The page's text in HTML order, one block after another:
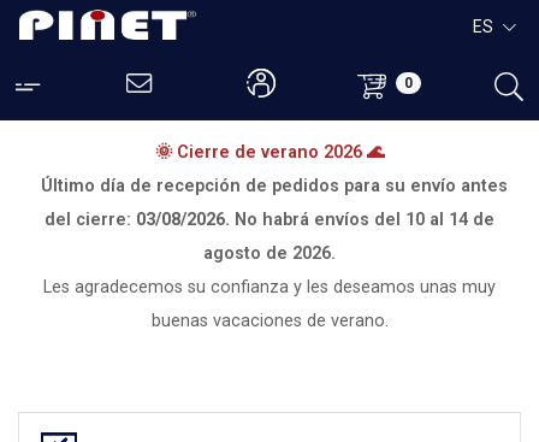
0
ES
🌞 Cierre de verano 2026 🌊
Último día de recepción de pedidos para su envío antes
del cierre: 03/08/2026. No habrá envíos del 10 al 14 de
agosto de 2026.
Les agradecemos su confianza y les deseamos unas muy
buenas vacaciones de verano.